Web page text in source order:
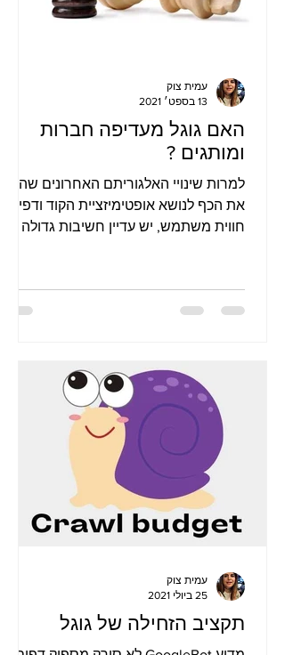
האם גוגל מעדיפה חברות
ומותגים ?
למרות שינויי האלגוריתם האחרונים שהטו
את הכף לנושא אופטימיזציית הקוד ודפי
חווית משתמש, יש עדיין חשיבות גדולה
עמית צוק
13 בספט׳ 2021
תקציב הזחילה של גוגל
עמית צוק
25 ביולי 2021